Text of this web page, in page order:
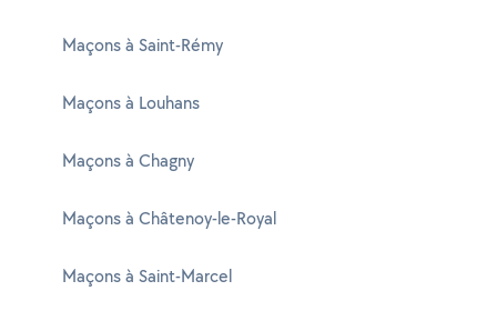
Maçons à Saint-Rémy
Maçons à Louhans
Maçons à Chagny
Maçons à Châtenoy-le-Royal
Maçons à Saint-Marcel